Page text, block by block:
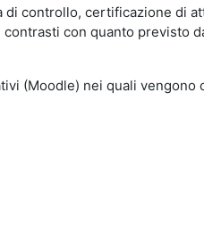
controllo, certificazione di
con quanto previsto
(Moodle) nei quali